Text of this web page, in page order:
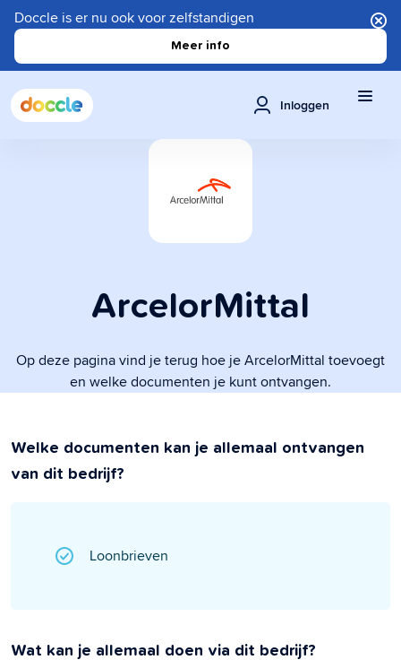
Doccle is er nu ook voor zelfstandigen
Meer info
Inloggen
ArcelorMittal
Op deze pagina vind je terug hoe je ArcelorMittal toevoegt
en welke documenten je kunt ontvangen.
Welke documenten kan je allemaal ontvangen
van dit bedrijf?
Loonbrieven
Wat kan je allemaal doen via dit bedrijf?